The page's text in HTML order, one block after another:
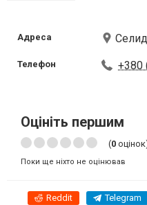
Адреса
Телефон +380
Оцініть першим
(0
Поки ще ніхто не оцінював
Reddit Telegram